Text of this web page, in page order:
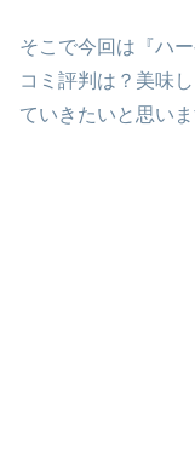
そこで今回は『ハ
コミ評判は？美味
ていきたいと思い